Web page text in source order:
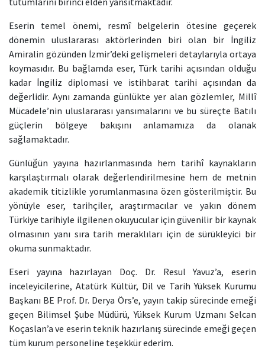
Eserin temel önemi, resmî belgelerin ötesine geçerek
dönemin uluslararası aktörlerinden biri olan bir İngiliz
Amiralin gözünden İzmir’deki gelişmeleri detaylarıyla ortaya
koymasıdır. Bu bağlamda eser, Türk tarihi açısından olduğu
kadar İngiliz diplomasi ve istihbarat tarihi açısından da
değerlidir. Aynı zamanda günlükte yer alan gözlemler, Millî
Mücadele’nin uluslararası yansımalarını ve bu süreçte Batılı
güçlerin bölgeye bakışını anlamamıza da olanak
sağlamaktadır.
Günlüğün yayına hazırlanmasında hem tarihî kaynakların
karşılaştırmalı olarak değerlendirilmesine hem de metnin
akademik titizlikle yorumlanmasına özen gösterilmiştir. Bu
yönüyle eser, tarihçiler, araştırmacılar ve yakın dönem
Türkiye tarihiyle ilgilenen okuyucular için güvenilir bir kaynak
olmasının yanı sıra tarih meraklıları için de sürükleyici bir
okuma sunmaktadır.
Eseri yayına hazırlayan Doç. Dr. Resul Yavuz’a, eserin
inceleyicilerine, Atatürk Kültür, Dil ve Tarih Yüksek Kurumu
Başkanı BE Prof. Dr. Derya Örs’e, yayın takip sürecinde emeği
geçen Bilimsel Şube Müdürü, Yüksek Kurum Uzmanı Selcan
Koçaslan’a ve eserin teknik hazırlanış sürecinde emeği geçen
tüm kurum personeline teşekkür ederim.